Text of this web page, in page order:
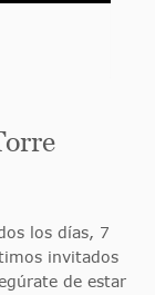
los días, 7
invitados
de estar